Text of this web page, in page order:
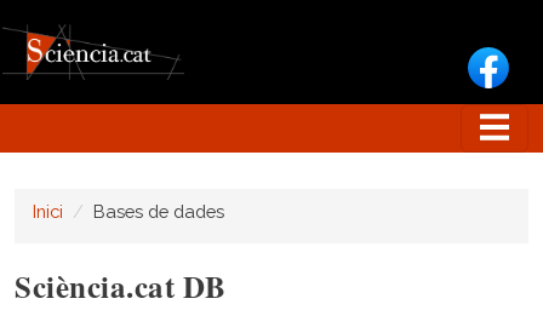
Inici Bases de dades
Sciència.cat DB